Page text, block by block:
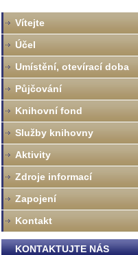
Vítejte
Účel
Umístění, otevírací doba
Půjčování
Knihovní fond
Služby knihovny
Aktivity
Zdroje informací
Zapojení
Kontakt
KONTAKTUJTE NÁS